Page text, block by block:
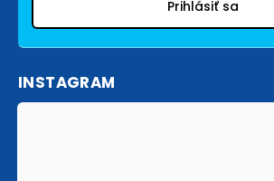
Prihlásiť sa
INSTAGRAM